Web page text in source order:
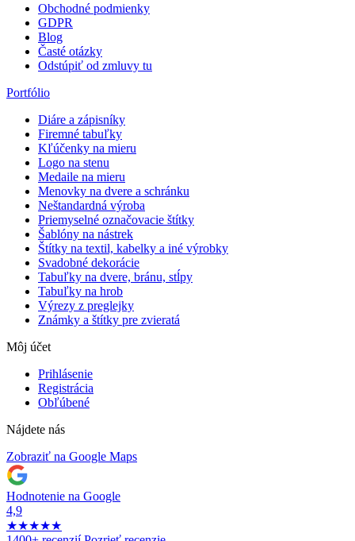
Obchodné podmienky
GDPR
Blog
Časté otázky
Odstúpiť od zmluvy tu
Portfólio
Diáre a zápisníky
Firemné tabuľky
Kľúčenky na mieru
Logo na stenu
Medaile na mieru
Menovky na dvere a schránku
Neštandardná výroba
Priemyselné označovacie štítky
Šablóny na nástrek
Štítky na textil, kabelky a iné výrobky
Svadobné dekorácie
Tabuľky na dvere, bránu, stĺpy
Tabuľky na hrob
Výrezy z preglejky
Známky a štítky pre zvieratá
Môj účet
Prihlásenie
Registrácia
Obľúbené
Nájdete nás
Zobraziť na Google Maps
Hodnotenie na Google
4,9
★★★★★